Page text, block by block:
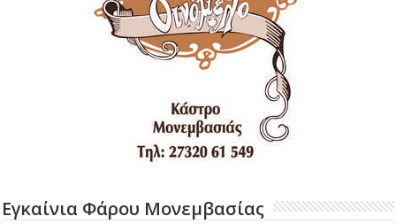
Εγκαίνια Φάρου Μονεμβασίας